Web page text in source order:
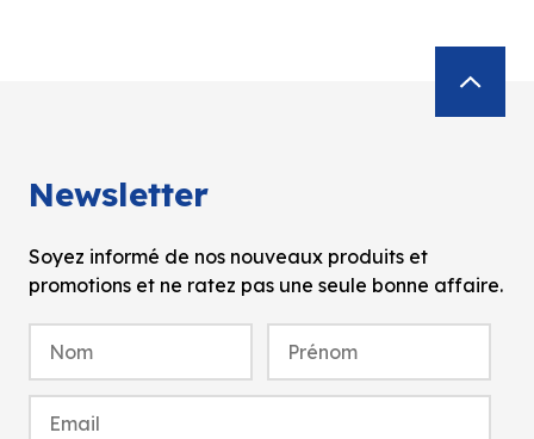
Newsletter
Soyez informé de nos nouveaux produits et
promotions et ne ratez pas une seule bonne affaire.